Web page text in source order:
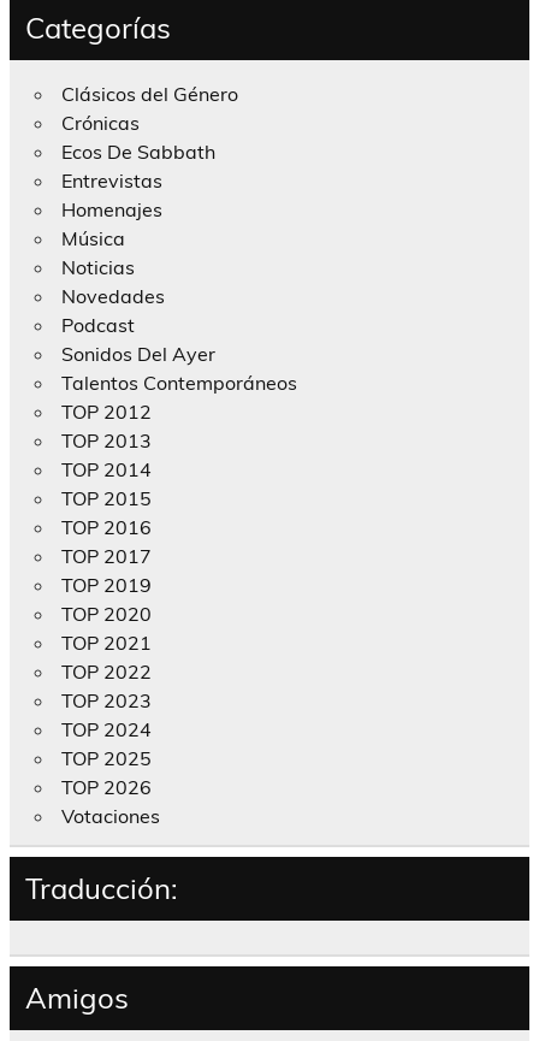
Categorías
Clásicos del Género
Crónicas
Ecos De Sabbath
Entrevistas
Homenajes
Música
Noticias
Novedades
Podcast
Sonidos Del Ayer
Talentos Contemporáneos
TOP 2012
TOP 2013
TOP 2014
TOP 2015
TOP 2016
TOP 2017
TOP 2019
TOP 2020
TOP 2021
TOP 2022
TOP 2023
TOP 2024
TOP 2025
TOP 2026
Votaciones
Traducción:
Amigos